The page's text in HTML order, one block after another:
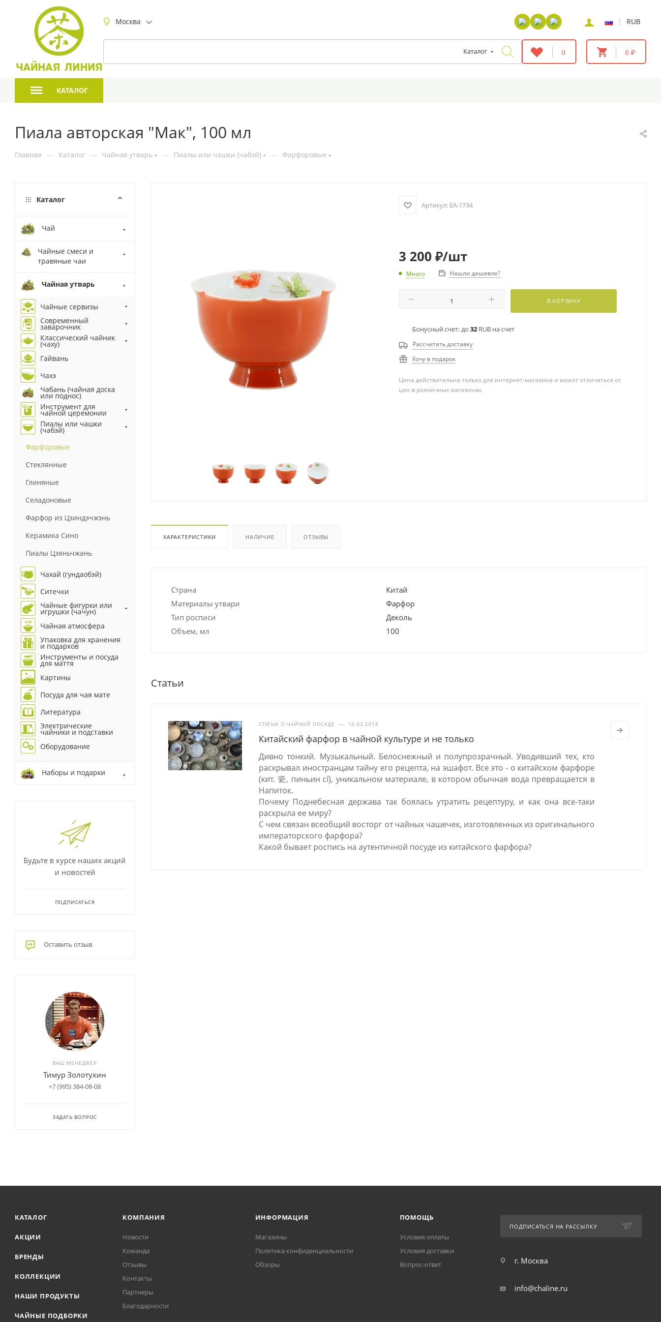
Москва | RUB
Каталог 0 0 ₽
КАТАЛОГ
Пиала авторская "Мак", 100 мл
Главная — Каталог — Чайная утварь — Пиалы или чашки (чабэй) — Фарфоровые
Артикул: EA-1734
3 200 ₽/шт
Много Нашли дешевле?
В КОРЗИНУ
Бонусный счет: до 32RUB на счет
Рассчитать доставку
Хочу в подарок
Цена действительна только для интернет-магазина и может отличаться от
цен в розничных магазинах
ХАРАКТЕРИСТИКИ НАЛИЧИЕ ОТЗЫВЫ
Страна
Китай
Материалы утвари
Фарфор
Тип росписи
Деколь
Объем, мл
100
Статьи
СТАТЬИ О ЧАЙНОЙ ПОСУДЕ — 14.03.2018
Китайский фарфор в чайной культуре и не только
Дивно тонкий. Музыкальный. Белоснежный и полупрозрачный. Уводивший тех, кто
раскрывал иностранцам тайну его рецепта, на эшафот. Все это - о китайском фарфоре
(кит. 瓷, пиньин cí), уникальном материале, в котором обычная вода превращается в
Напиток.
Почему Поднебесная держава так боялась утратить рецептуру, и как она все-таки
раскрыла ее миру?
С чем связан всеобщий восторг от чайных чашечек, изготовленных из оригинального
императорского фарфора?
Какой бывает роспись на аутентичной посуде из китайского фарфора?
Каталог
Чай
Чайные смеси и
травяные чаи
Чайная утварь
Чайные сервизы
Современный
заварочник
Классический чайник
(чаху)
Гайвань
Чахэ
Чабань (чайная доска
или поднос)
Инструмент для
чайной церемонии
Пиалы или чашки
(чабэй)
Фарфоровые
Стеклянные
Глиняные
Селадоновые
Фарфор из Цзиндэчжэнь
Керамика Сино
Пиалы Цзяньчжань
Чахай (гундаобэй)
Ситечки
Чайные фигурки или
игрушки (чачун)
Чайная атмосфера
Упаковка для хранения
и подарков
Инструменты и посуда
для маття
Картины
Посуда для чая мате
Литература
Электрические
чайники и подставки
Оборудование
Наборы и подарки
Будьте в курсе наших акций
и новостей
ПОДПИСАТЬСЯ
Оставить отзыв
ВАШ МЕНЕДЖЕР
Тимур Золотухин
+7 (995) 384-08-08
ЗАДАТЬ ВОПРОС
КАТАЛОГ
АКЦИИ
БРЕНДЫ
КОЛЛЕКЦИИ
НАШИ ПРОДУКТЫ
ЧАЙНЫЕ ПОДБОРКИ
КОМПАНИЯ
Новости
Команда
Отзывы
Контакты
Партнеры
Благодарности
ИНФОРМАЦИЯ
Магазины
Политика конфиденциальности
Обзоры
ПОМОЩЬ
Условия оплаты
Условия доставки
Вопрос-ответ
ПОДПИСАТЬСЯ НА РАССЫЛКУ
г. Москва
info@chaline.ru